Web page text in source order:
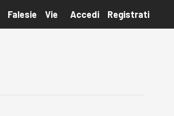
Falesie Vie Accedi Registrati